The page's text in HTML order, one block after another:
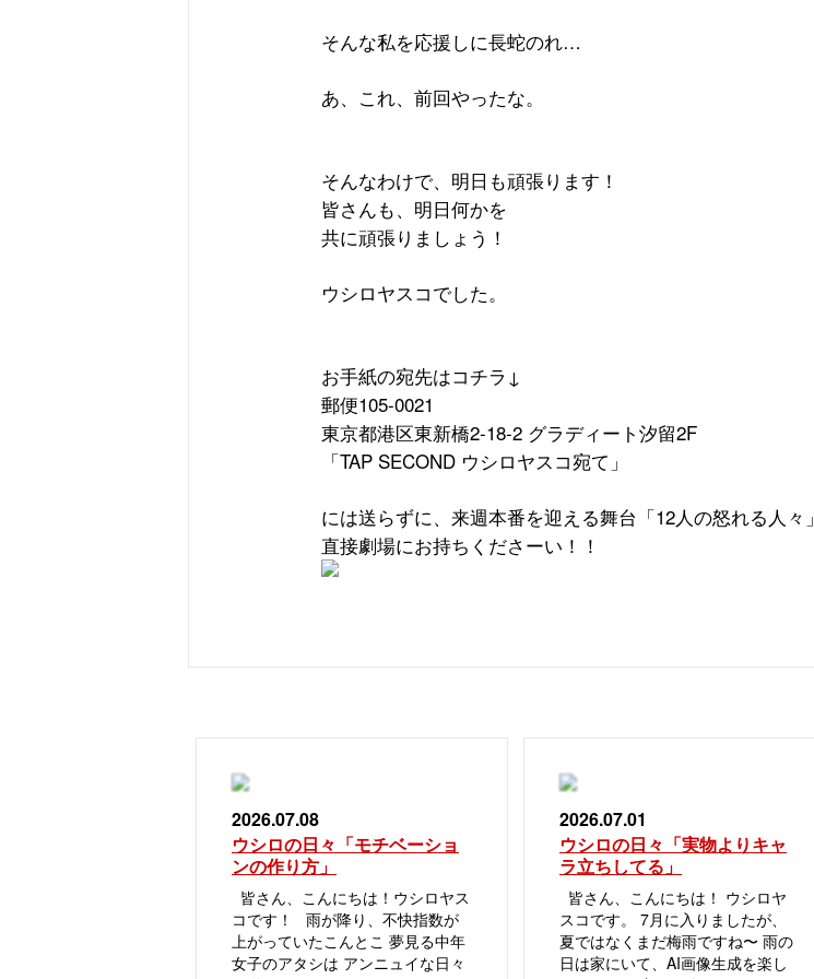
そんな私を応援しに長蛇のれ…
あ、これ、前回やったな。
そんなわけで、明日も頑張ります！
皆さんも、明日何かを
共に頑張りましょう！
ウシロヤスコでした。
お手紙の宛先はコチラ ↓
郵便105-0021
東京都港区東新橋2-18-2 グラディート汐留2F
「TAP SECOND ウシロヤスコ宛て」
には送らずに、来週本番を迎える舞台「12人の怒れる人々」
直接劇場にお持ちくださーい！！
2026.07.08
ウシロの日々「モチベーショ
ンの作り方」
皆さん、こんにちは！ウシロヤス
コです！ 雨が降り、不快指数が
上がっていたこんとこ 夢見る中年
女子のアタシは アンニュイな日々
2026.07.01
ウシロの日々「実物よりキャ
ラ立ちしてる」
皆さん、こんにちは！ ウシロヤ
スコです。 7月に入りましたが、
夏ではなくまだ梅雨ですね〜 雨の
日は家にいて、AI画像生成を楽し